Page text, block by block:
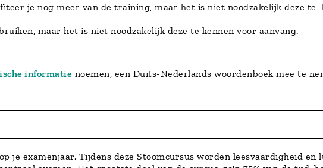
je nog meer van de training, maar het is niet noodzakelijk deze te
maar het is niet noodzakelijk deze te kennen voor aanvang.
informatie noemen, een Duits-Nederlands woordenboek mee te
je examenjaar. Tijdens deze Stoomcursus worden leesvaardigheid